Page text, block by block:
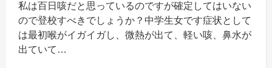
私は百日咳だと思っているのですが確定してはいない
ので登校すべきでしょうか？中学生女です症状として
は最初喉がイガイガし、微熱が出て、軽い咳、鼻水が
出ていて…